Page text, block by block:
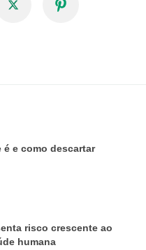
e como descartar
risco crescente ao
humana